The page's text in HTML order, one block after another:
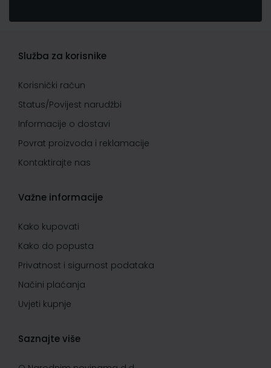
Služba za korisnike
Korisnički račun
Status/Povijest narudžbi
Informacije o dostavi
Povrat proizvoda i reklamacije
Kontaktirajte nas
Važne informacije
Kako kupovati
Kako do popusta
Privatnost i sigurnost podataka
Načini plaćanja
Uvjeti kupnje
Saznajte više